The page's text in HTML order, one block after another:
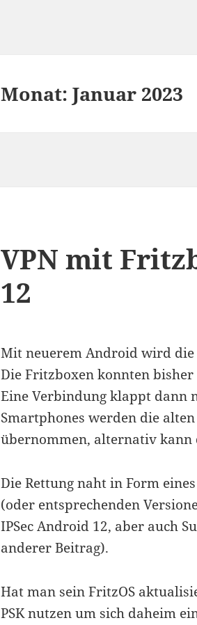
Monat:Januar 2023
VPN mit
12
Mit neuerem Android wird die
Die Fritzboxen konnten
Eine Verbindung klappt dann
Smartphones werden die
übernommen, alternativ
Die Rettung naht in Form
(oder entsprechenden
IPSec Android 12, aber auch
anderer Beitrag).
Hat man sein FritzOS
PSK nutzen um sich daheim